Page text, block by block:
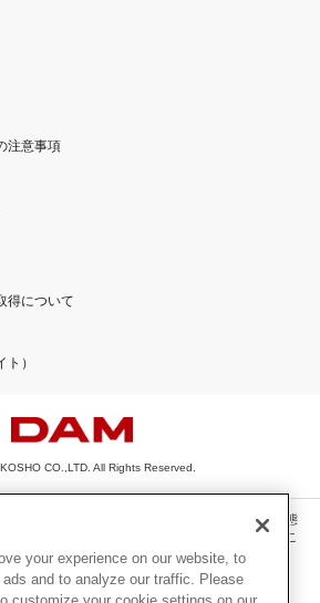
注意事項
得について
）
CO.,LTD. All Rights Reserved.
切の文章・画像・写真・動画・音声等を、手段や形態
囲を超えて無断で複製、転載、ファイル化などするこ
よりご利用いただけない場合があります。
your experience on our website, to
and to analyze our traffic. Please